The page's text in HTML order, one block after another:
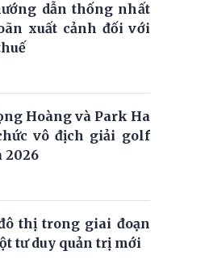
dẫn thống nhất
xuất cảnh đối với
Hoàng và Park Ha
vô địch giải golf
2026
thị trong giai đoạn
tư duy quản trị mới